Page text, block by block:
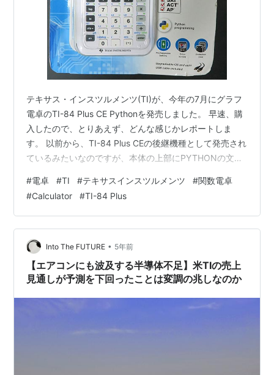
テキサス・インスツルメンツ(TI)が、今年の7月にグラフ
電卓のTI-84 Plus CE Pythonを発売しました。 早速、購
入したので、とりあえず、どんな感じかレポートしま
す。 以前から、TI-84 Plus CEの後継機種として発売され
ているみたいなのですが、本体の上部にPYTHONの文字
で、本体のデザインは変わっていないように見えます。
TI-84 Plus CE Python 裏 TIのページで、TI-84 Plus CE
とTI-84 Plus CE Pythonの違いを見つけようと思ったの
ですが、メモリーの空き容量が154KB…
#電卓 #TI #テキサスインスツルメンツ #関数電卓
#Calculator #TI-84 Plus
Into The FUTURE • 5年前
【エアコンにも波及する半導体不足】米TIの売上
見通しが予測を下回ったことは変調の兆しなのか